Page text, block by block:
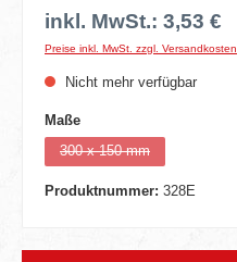
inkl. MwSt.: 3,53 €
Preise inkl. MwSt. zzgl. Versandkosten
Nicht mehr verfügbar
Maßeauswählen
300 x 150 mm
Produktnummer: 328E